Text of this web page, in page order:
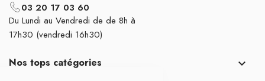
03 20 17 03 60
Du Lundi au Vendredi de de 8h à
17h30 (vendredi 16h30)
Nos tops catégories 